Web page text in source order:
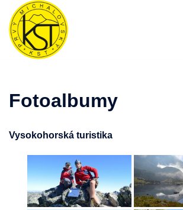
Preskočiť
obsah
Fotoalbumy
Vysokohorská turistika